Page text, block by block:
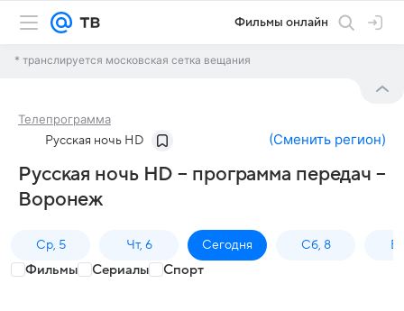
Фильмы онлайн
* транслируется московская сетка вещания
Телепрограмма
Русская ночь HD (Сменить регион)
Русская ночь HD – программа передач –
Воронеж
Ср, 5 Чт, 6 Сегодня Сб, 8
Фильмы Сериалы Спорт